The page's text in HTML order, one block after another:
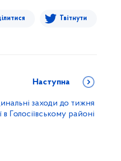
Твітнути
Наступна
заходи до тижня
в Голосіївському районі